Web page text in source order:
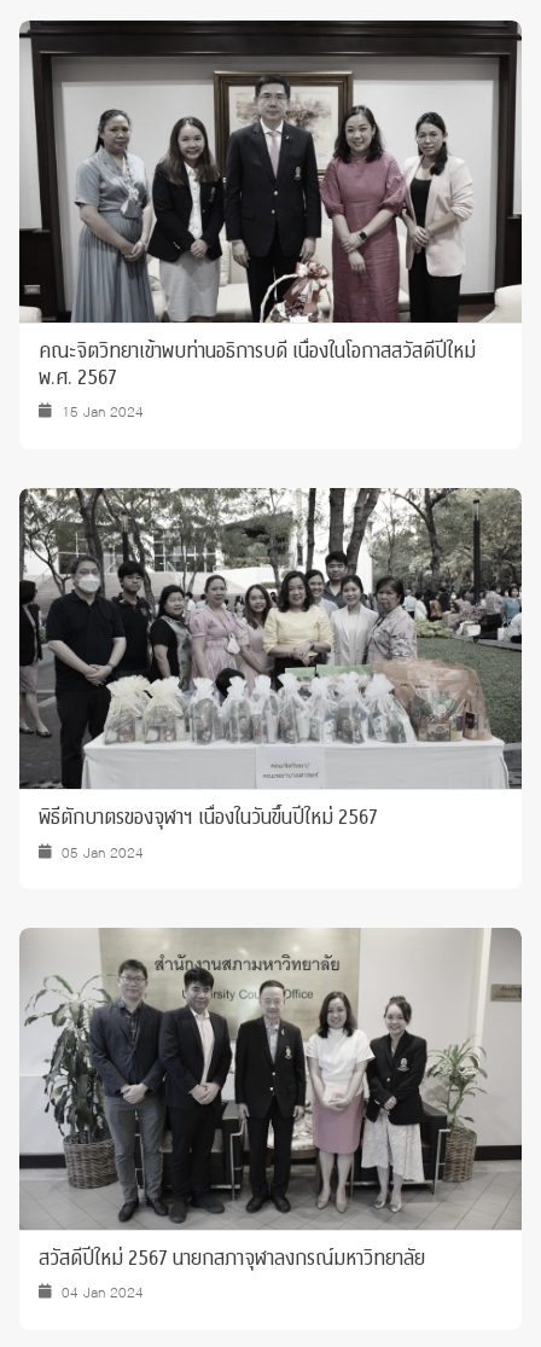
คณะจิตวิทยาเข้าพบท่านอธิการบดี เนื่องในโอกาสสวัสดีปีใหม่
พ.ศ. 2567
15 Jan 2024
พิธีตักบาตรของจุฬาฯ เนื่องในวันขึ้นปีใหม่ 2567
05 Jan 2024
สวัสดีปีใหม่ 2567 นายกสภาจุฬาลงกรณ์มหาวิทยาลัย
04 Jan 2024